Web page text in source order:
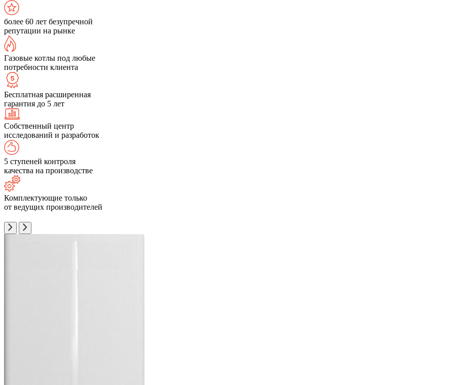
более 60 лет безупречной
репутации на рынке
Газовые котлы под любые
потребности клиента
Бесплатная расширенная
гарантия до 5 лет
Собственный центр
исследований и разработок
5 ступеней контроля
качества на производстве
Комплектующие только
от ведущих производителей